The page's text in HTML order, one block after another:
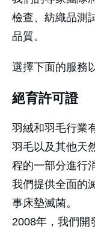
檢查、紡織品測
品質。
選擇下面的服務
絕育許可證
羽絨和羽毛行業
羽毛以及其他天
程的一部分進行
我們提供全面的
事床墊滅菌。
2008年，我們開